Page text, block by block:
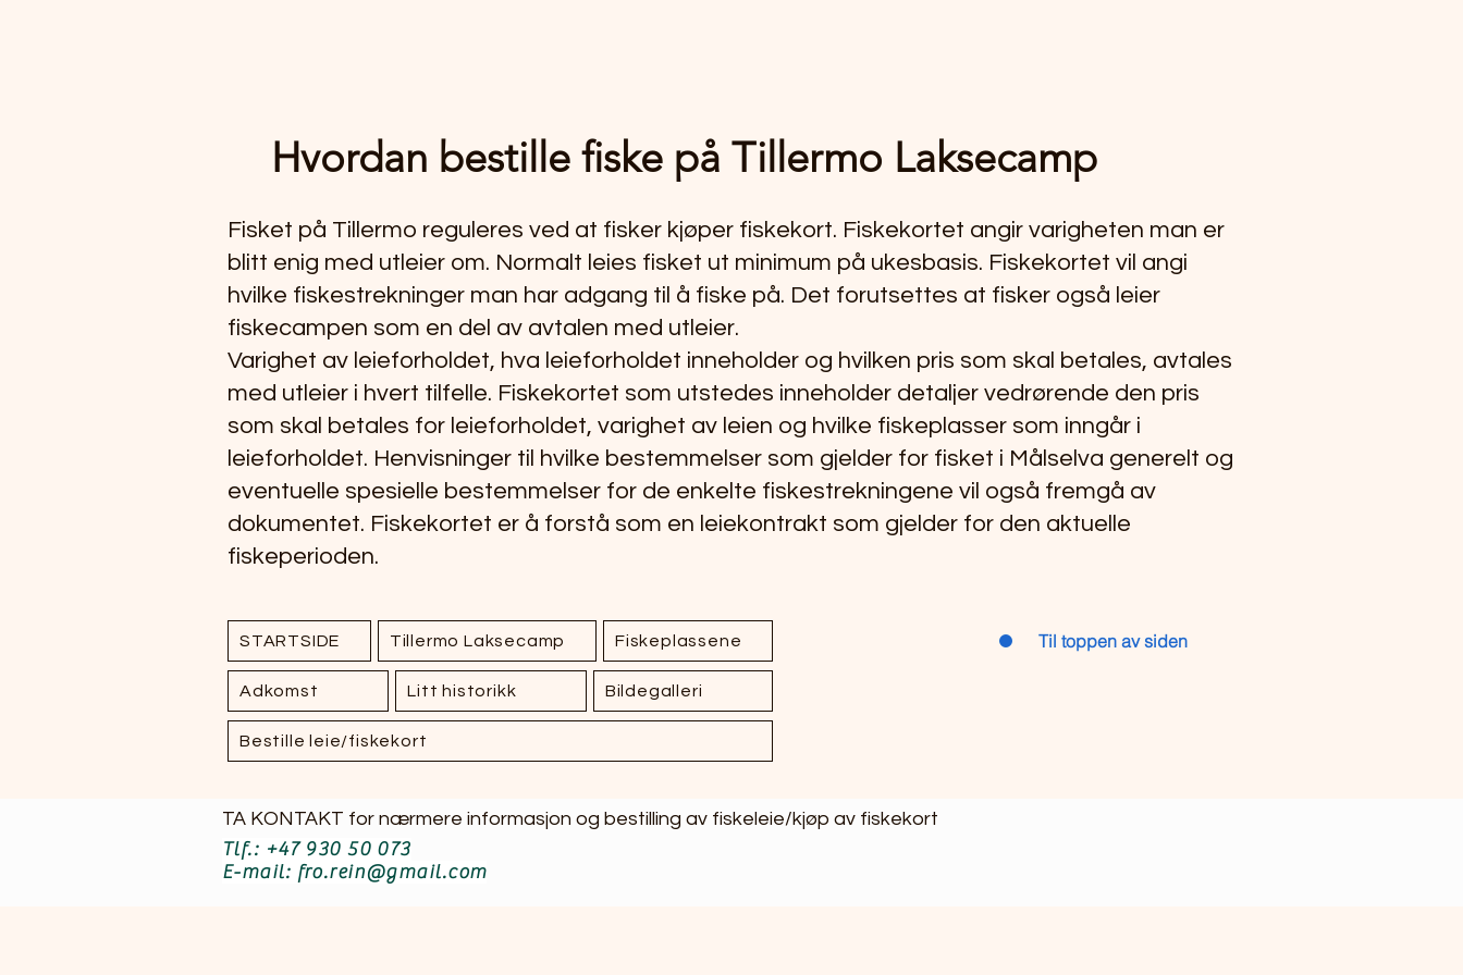
Hvordan bestille fiske på Tillermo Laksecamp
Fisket på Tillermo reguleres ved at fisker kjøper fiskekort. Fiskekortet angir varigheten man er
blitt enig med utleier om. Normalt leies fisket ut minimum på ukesbasis. Fiskekortet vil angi
hvilke fiskestrekninger man har adgang til å fiske på. Det forutsettes at fisker også leier
fiskecampen som en del av avtalen med utleier.
Varighet av leieforholdet, hva leieforholdet inneholder og hvilken pris som skal betales, avtales
med utleier i hvert tilfelle. Fiskekortet som utstedes inneholder detaljer vedrørende den pris
som skal betales for leieforholdet, varighet av leien og hvilke fiskeplasser som inngår i
leieforholdet. Henvisninger til hvilke bestemmelser som gjelder for fisket i Målselva generelt og
eventuelle spesielle bestemmelser for de enkelte fiskestrekningene vil også fremgå av
dokumentet. Fiskekortet er å forstå som en leiekontrakt som gjelder for den aktuelle
fiskeperioden.
STARTSIDE Tillermo Laksecamp Fiskeplassene
Adkomst Litt historikk Bildegalleri
Bestille leie/fiskekort
Til toppen av siden
TA KONTAKT for nærmere informasjon og bestilling av fiskeleie/kjøp av fiskekort
Tlf.: +47 930 50 073
E-mail: fro.rein@gmail.com